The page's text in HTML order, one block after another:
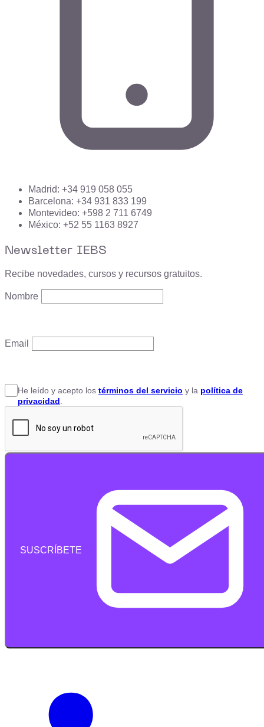
Madrid: +34 919 058 055
Barcelona: +34 931 833 199
Montevideo: +598 2 711 6749
México: +52 55 1163 8927
Newsletter IEBS
Recibe novedades, cursos y recursos gratuitos.
Nombre
Email
He leído y acepto los términos del servicio y la política de
privacidad
SUSCRÍBETE